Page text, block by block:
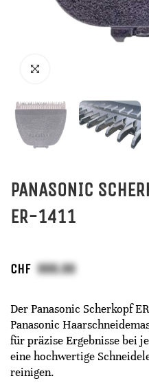
PANASONIC
ER-1411
CHF
Der Panasonic Scherkopf
Panasonic
für präzise Ergebnisse bei
eine hochwertige
reinigen.